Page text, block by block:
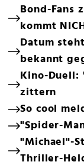
Bond-Fans
kommt
Datum
bekannt
Kino-Duell:
zittern
So cool
"Spider-
"Michael"-
Thriller-